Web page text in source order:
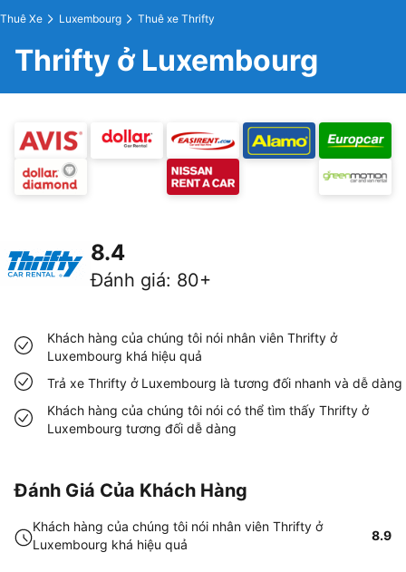
Thuê Xe Luxembourg Thuê xe Thrifty
Thrifty ở Luxembourg
8.4
Đánh giá: 80+
Khách hàng của chúng tôi nói nhân viên Thrifty ở
Luxembourg khá hiệu quả
Trả xe Thrifty ở Luxembourg là tương đối nhanh và dễ dàng
Khách hàng của chúng tôi nói có thể tìm thấy Thrifty ở
Luxembourg tương đối dễ dàng
Đánh Giá Của Khách Hàng
Khách hàng của chúng tôi nói nhân viên Thrifty ở
Luxembourg khá hiệu quả
8.9